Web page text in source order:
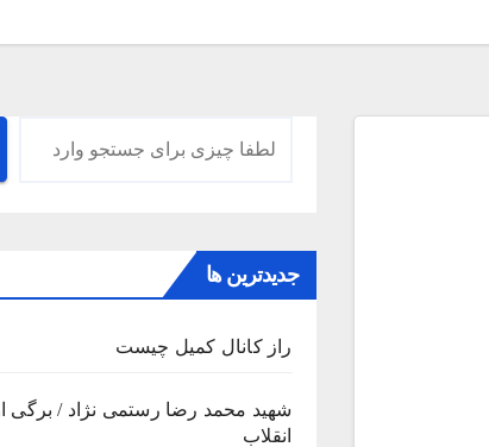
جستجو
جدیدترین ها
راز کانال کمیل چیست
شهید محمد رضا رستمی نژاد / برگی
انقلاب